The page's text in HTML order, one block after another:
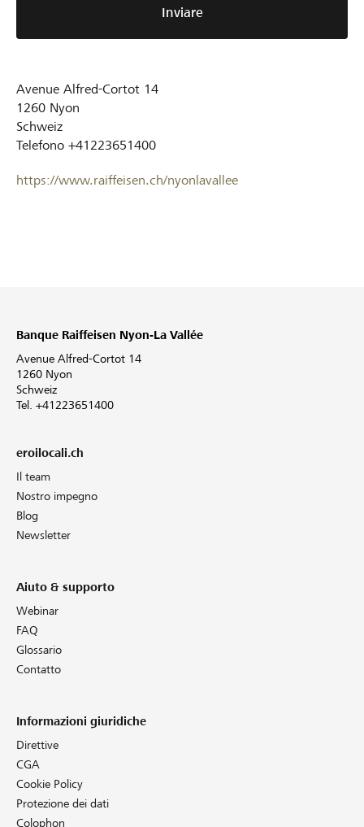
Inviare
Avenue Alfred-Cortot 14
1260 Nyon
Schweiz
Telefono +41223651400
https://www.raiffeisen.ch/nyonlavallee
Banque Raiffeisen Nyon-La Vallée
Avenue Alfred-Cortot 14
1260 Nyon
Schweiz
Tel. +41223651400
eroilocali.ch
Il team
Nostro impegno
Blog
Newsletter
Aiuto & supporto
Webinar
FAQ
Glossario
Contatto
Informazioni giuridiche
Direttive
CGA
Cookie Policy
Protezione dei dati
Colophon